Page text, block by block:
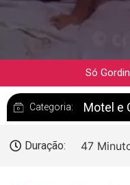
Só
Categoria: Motel e
Duração: 47